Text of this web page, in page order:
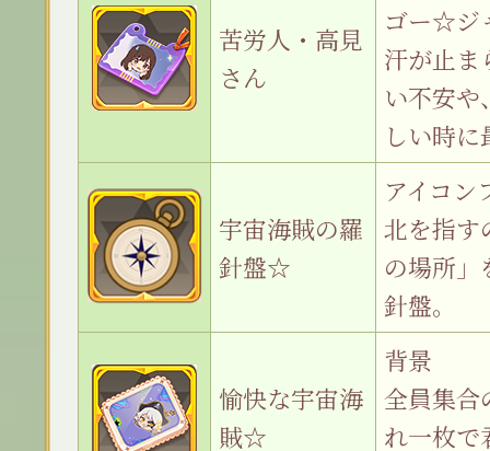
苦労人・高見
さん
ゴー☆ジ
汗が止ま
い不安や
しい時に
宇宙海賊の羅
針盤☆
アイコン
北を指す
の場所」
針盤。
愉快な宇宙海
賊☆
背景
全員集合
れ一枚で